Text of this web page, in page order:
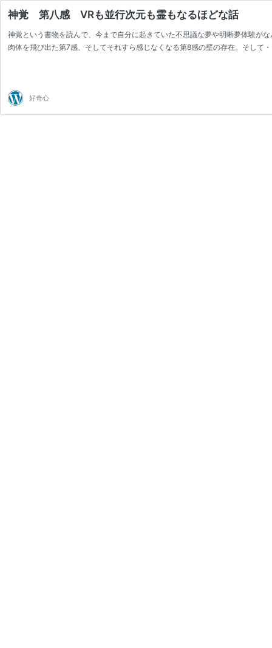
神覚 第八感 VRも並行次元も霊もなるほどな話
神覚という書物を読んで、今まで自分に起きていた不思議な夢や明晰夢体験が
肉体を飛び出た第7感、そしてそれすら感じなくなる第8感の壁の存在。そして
好奇心